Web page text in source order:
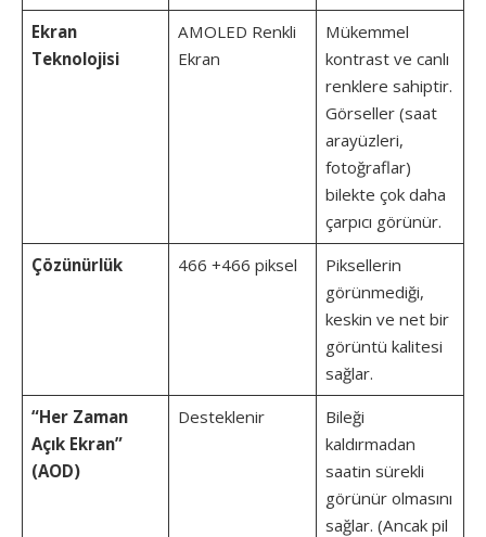
Ekran
Teknolojisi
AMOLED Renkli
Ekran
Mükemmel
kontrast ve canlı
renklere sahiptir.
Görseller (saat
arayüzleri,
fotoğraflar)
bilekte çok daha
çarpıcı görünür.
Çözünürlük
466 +466 piksel
Piksellerin
görünmediği,
keskin ve net bir
görüntü kalitesi
sağlar.
“Her Zaman
Açık Ekran”
(AOD)
Desteklenir
Bileği
kaldırmadan
saatin sürekli
görünür olmasını
sağlar. (Ancak pil